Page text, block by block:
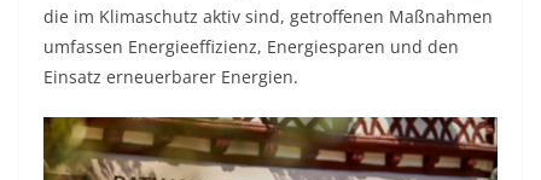
die im Klimaschutz aktiv sind, getroffenen Maßnahmen
umfassen Energieeffizienz, Energiesparen und den
Einsatz erneuerbarer Energien.